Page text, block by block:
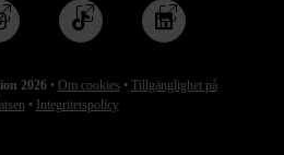
2026 • Om cookies • Tillgänglighet på
• Integritetspolicy
Följ
oss
TikTok
Följ
oss
Linkedin